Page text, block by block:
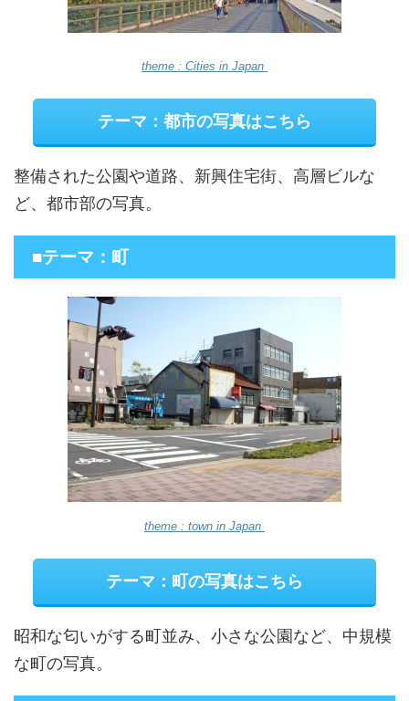
theme : Cities in Japan
テーマ：都市の写真はこちら
整備された公園や道路、新興住宅街、高層ビルな
ど、都市部の写真。
■テーマ：町
theme : town in Japan
テーマ：町の写真はこちら
昭和な匂いがする町並み、小さな公園など、中規模
な町の写真。